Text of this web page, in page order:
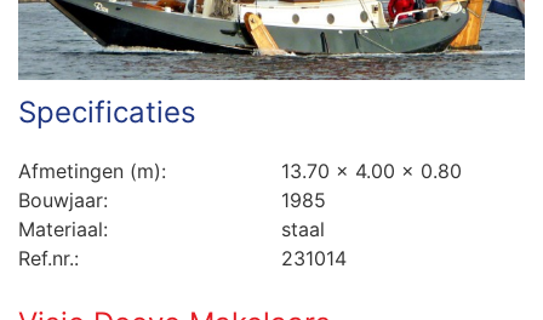
Specificaties
Afmetingen (m):
13.70 x 4.00 x 0.80
Bouwjaar:
1985
Materiaal:
staal
Ref.nr.:
231014